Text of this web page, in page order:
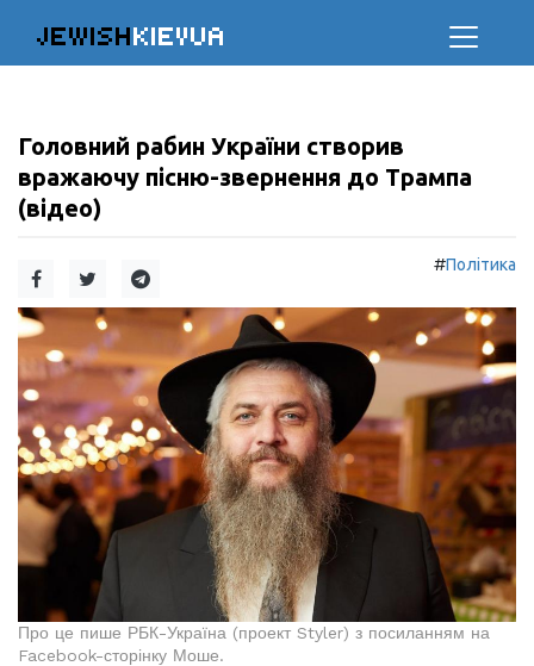
JEWISHKIEVUA
Головний рабин України створив
вражаючу пісню-звернення до Трампа
(відео)
#Політика
Про це пише РБК-Україна (проект Styler) з посиланням на
Facebook-сторінку Моше.